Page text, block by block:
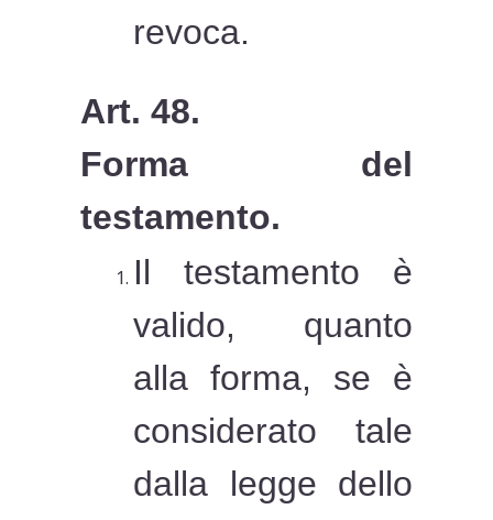
revoca.
Art. 48.
Forma del
testamento.
Il testamento è
valido, quanto
alla forma, se è
considerato tale
dalla legge dello